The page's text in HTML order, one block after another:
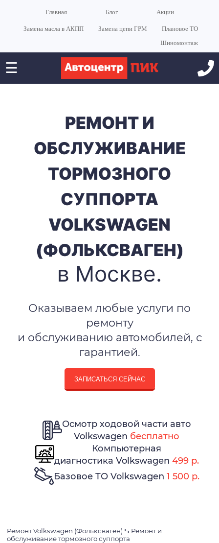
Главная Блог Акции
Замена масла в АКПП Замена цепи ГРМ
Плановое ТО
Шиномонтаж
☰
РЕМОНТ И
ОБСЛУЖИВАНИЕ
ТОРМОЗНОГО
СУППОРТА
VOLKSWAGEN
(ФОЛЬКСВАГЕН)
в Москве.
Оказываем любые услуги по
ремонту
и обслуживанию автомобилей, с
гарантией.
ЗАПИСАТЬСЯ СЕЙЧАС
Осмотр ходовой части авто
Volkswagen бесплатно
Компьютерная
диагностика Volkswagen 499 р.
Базовое ТО Volkswagen 1 500 р.
Ремонт Volkswagen (Фольксваген) ⇆ Ремонт и
обслуживание тормозного суппорта